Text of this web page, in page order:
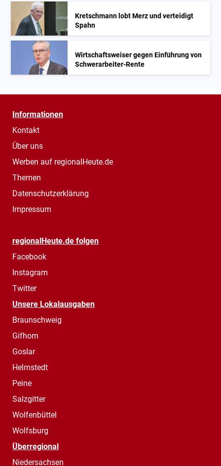
Kretschmann lobt Merz und verteidigt
Spahn
Wirtschaftsweiser gegen Einführung von
Schwerarbeiter-Rente
Informationen
Kontakt
Über uns
Werben auf regionalHeute.de
Themen
Datenschutzerklärung
Impressum
regionalHeute.de folgen
Facebook
Instagram
Twitter
Unsere Lokalausgaben
Braunschweig
Gifhorn
Goslar
Helmstedt
Peine
Salzgitter
Wolfenbüttel
Wolfsburg
Überregional
Niedersachsen